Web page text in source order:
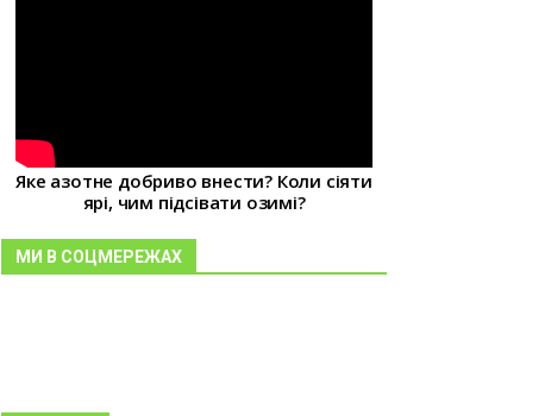
Яке азотне добриво внести? Коли сіяти
ярі, чим підсівати озимі?
МИ В СОЦМЕРЕЖАХ